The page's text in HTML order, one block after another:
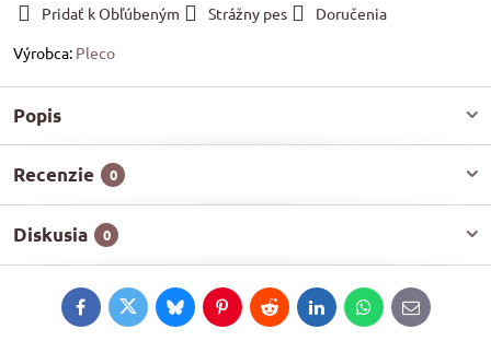
Pridať k Obľúbeným
Strážny pes
Doručenia
Výrobca: Pleco
Popis
Recenzie 0
Diskusia 0
FacebookTwitterBlueskyPinterestRedditLinkedInWhatsApp
E-
mail